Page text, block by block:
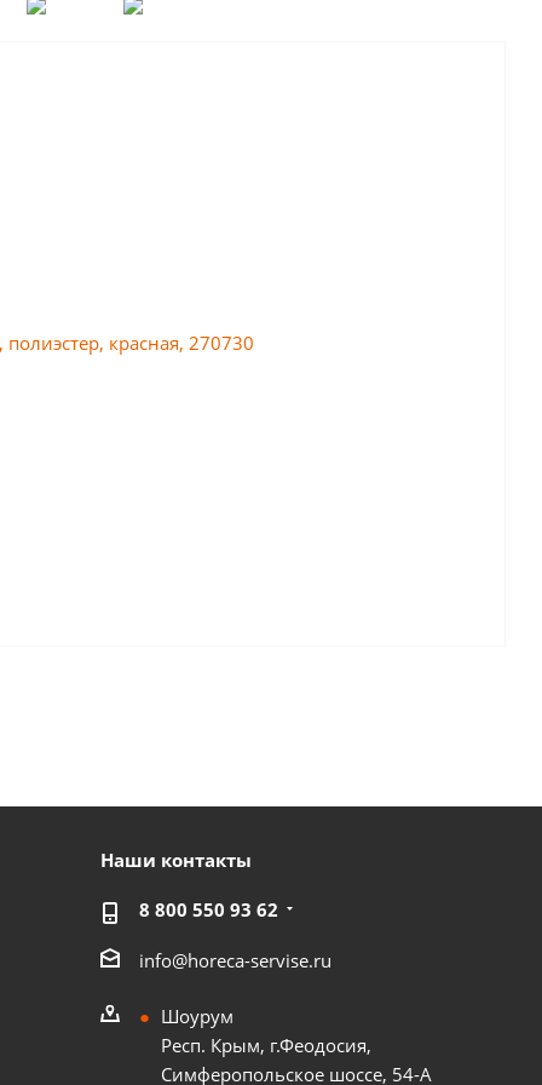
Наши контакты
8 800 550 93 62
info@horeca-servise.ru
Шоурум
Респ. Крым, г.Феодосия,
Симферопольское шоссе, 54-А